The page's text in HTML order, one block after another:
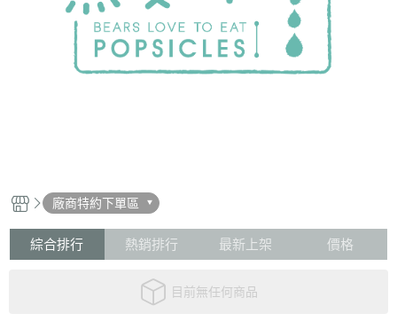
廠商特約下單區
綜合排行 熱銷排行 最新上架 價格
目前無任何商品